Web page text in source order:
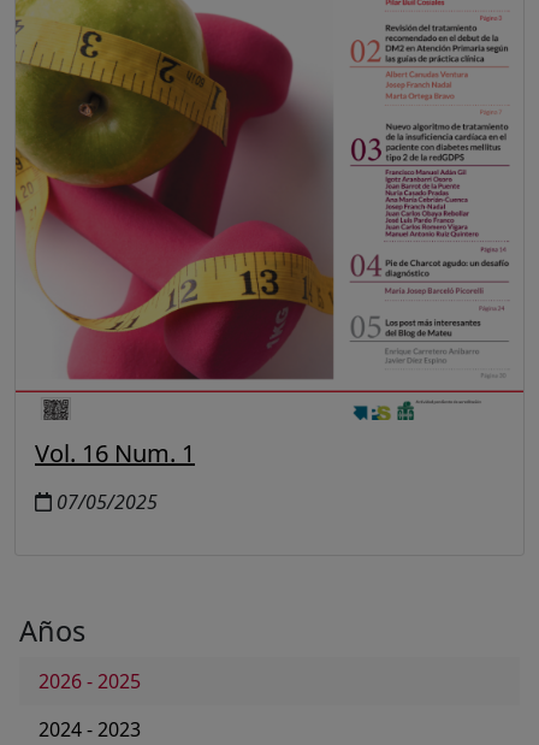
Vol. 16 Num. 1
07/05/2025
Años
2026 - 2025
2024 - 2023